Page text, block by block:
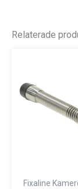
Relaterade
Fixaline